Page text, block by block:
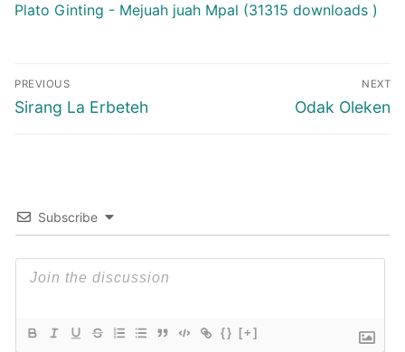
Plato Ginting - Mejuah juah Mpal (31315 downloads )
Post
navigation
PREVIOUS
Previous
Sirang La Erbeteh
NEXT
Next
Odak Oleken
Subscribe
{} [+]